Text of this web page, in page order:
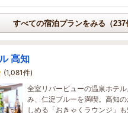
すべての宿泊プランをみる（237
高知
(1,081件)
全室リバービューの温泉ホテ
み、仁淀ブルーを満喫。高知
しめる「おきゃくラウンジ」も